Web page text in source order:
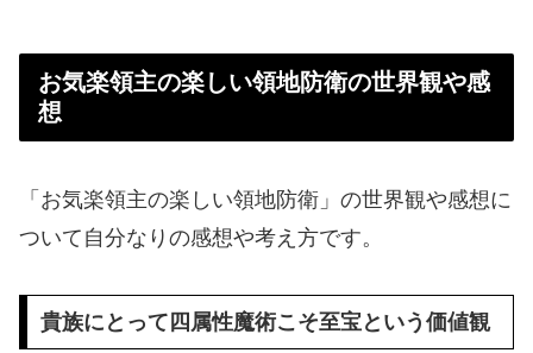
お気楽領主の楽しい領地防衛の世界観や感
想
「お気楽領主の楽しい領地防衛」の世界観や感想に
ついて自分なりの感想や考え方です。
貴族にとって四属性魔術こそ至宝という価値観